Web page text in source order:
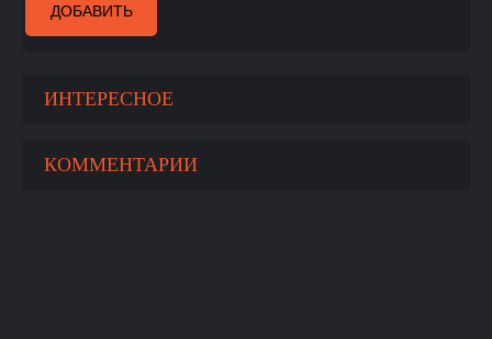
ДОБАВИТЬ
ИНТЕРЕСНОЕ
КОММЕНТАРИИ